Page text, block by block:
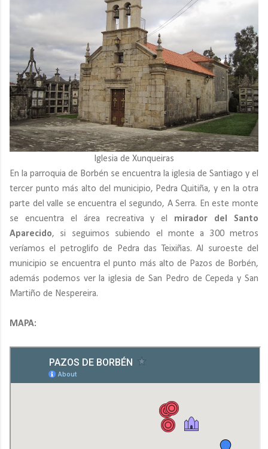
Iglesia de Xunqueiras
En la parroquia de Borbén se encuentra la iglesia de Santiago y el
tercer punto más alto del municipio, Pedra Quitiña, y en la otra
parte del valle se encuentra el segundo, A Serra. En este monte
se encuentra el área recreativa y el mirador del Santo
Aparecido, si seguimos subiendo el monte a 300 metros
veríamos el petroglifo de Pedra das Teixiñas. Al suroeste del
municipio se encuentra el punto más alto de Pazos de Borbén,
además podemos ver la iglesia de San Pedro de Cepeda y San
Martiño de Nespereira.
MAPA: